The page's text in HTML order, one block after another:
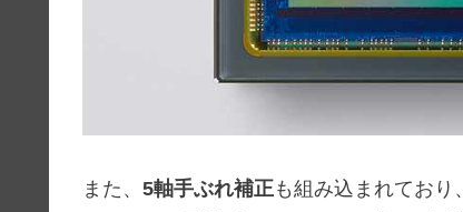
また、 5軸手ぶれ補正も組み込まれてお